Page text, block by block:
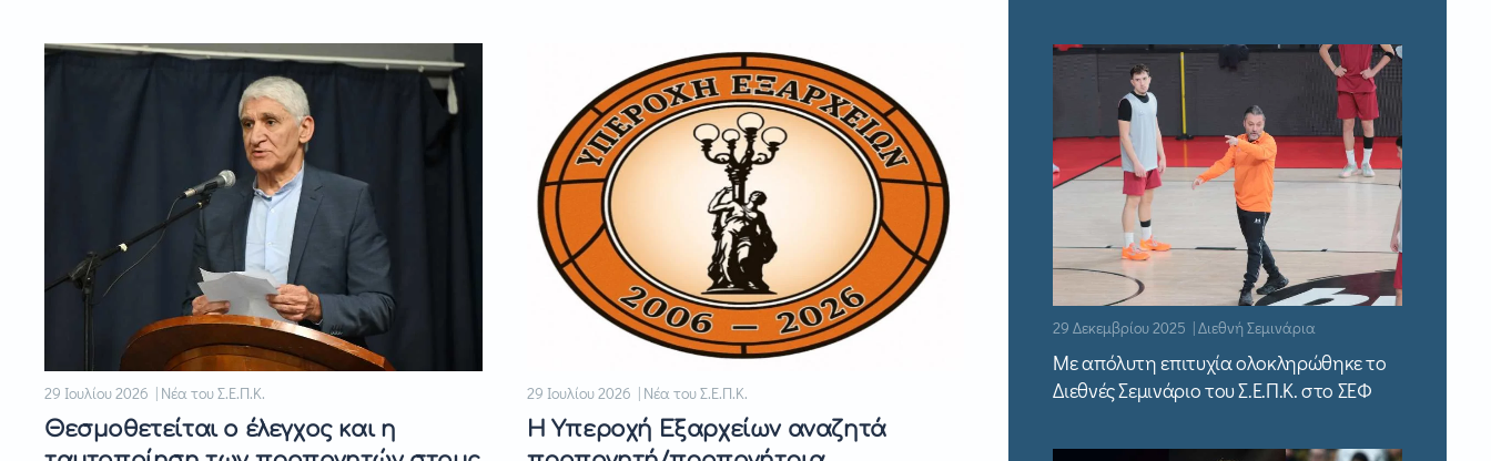
29 Ιουλίου 2026 | Νέα του Σ.Ε.Π.Κ.
Θεσμοθετείται ο έλεγχος και η
29 Ιουλίου 2026 | Νέα του Σ.Ε.Π.Κ.
Η Υπεροχή Εξαρχείων αναζητά
29 Δεκεμβρίου 2025 | Διεθνή Σεμινάρια
Με απόλυτη επιτυχία ολοκληρώθηκε το
Διεθνές Σεμινάριο του Σ.Ε.Π.Κ. στο ΣΕΦ